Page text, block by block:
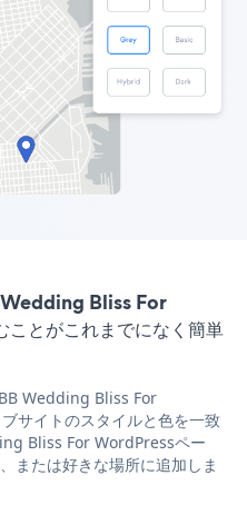
Bliss For
とがこれまでになく簡単
Wedding Bliss For
サイトのスタイルと色を一致
Bliss For WordPressペー
または好きな場所に追加しま